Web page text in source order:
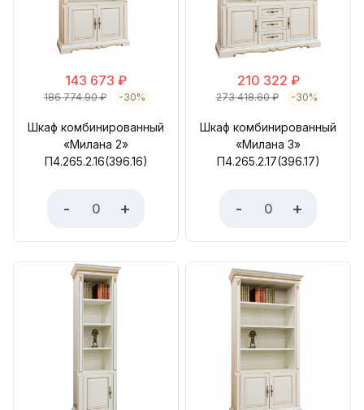
143 673 ₽
186 774.90₽ -30%
Шкаф комбинированный
«Милана 2»
П4.265.2.16(396.16)
- +
210 322 ₽
273 418.60₽ -30%
Шкаф комбинированный
«Милана 3»
П4.265.2.17(396.17)
- +